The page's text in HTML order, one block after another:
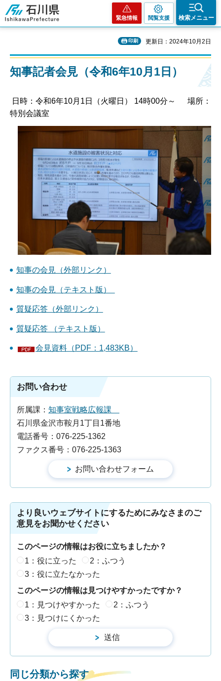
石川県
緊急情報 閲覧支援 検索メニュー
印刷 更新日：2024年10月2日
知事記者会見（令和6年10月1日）
日時：令和6年10月1日（火曜日） 14時00分～ 場所：
特別会議室
知事の会見（外部リンク）
知事の会見（テキスト版）
質疑応答（外部リンク）
質疑応答 （テキスト版）
会見資料（PDF：1,483KB）
お問い合わせ
所属課： 知事室戦略広報課
石川県金沢市鞍月1丁目1番地
電話番号：076-225-1362
ファクス番号：076-225-1363
より良いウェブサイトにするためにみなさまのご
意見をお聞かせください
このページの情報はお役に立ちましたか？
1：役に立った
2：ふつう
3：役に立たなかった
このページの情報は見つけやすかったですか？
1：見つけやすかった
2：ふつう
3：見つけにくかった
同じ分類から探す